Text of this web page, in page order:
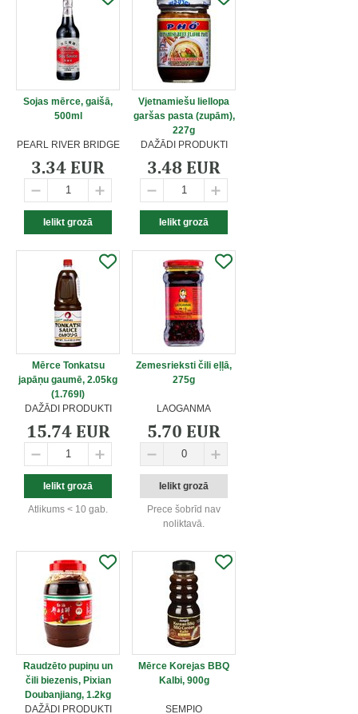
Sojas mērce, gaišā,
500ml
PEARL RIVER BRIDGE
3.34 EUR
Vjetnamiešu liellopa
garšas pasta (zupām),
227g
DAŽĀDI PRODUKTI
3.48 EUR
Mērce Tonkatsu
japāņu gaumē, 2.05kg
(1.769l)
DAŽĀDI PRODUKTI
15.74 EUR
Atlikums < 10 gab.
Zemesrieksti čili eļļā,
275g
LAOGANMA
5.70 EUR
Prece šobrīd nav
noliktavā.
Raudzēto pupiņu un
čili biezenis, Pixian
Doubanjiang, 1.2kg
DAŽĀDI PRODUKTI
Mērce Korejas BBQ
Kalbi, 900g
SEMPIO